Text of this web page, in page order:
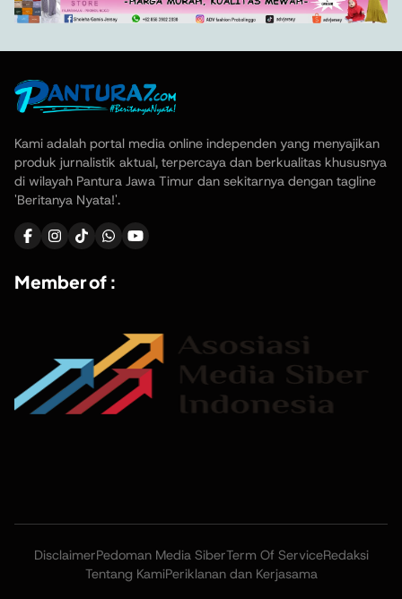
Kami adalah portal media online independen yang menyajikan
produk jurnalistik aktual, terpercaya dan berkualitas khususnya
di wilayah Pantura Jawa Timur dan sekitarnya dengan tagline
'Beritanya Nyata!'.
Member of :
DisclaimerPedoman Media SiberTerm Of ServiceRedaksi
Tentang KamiPeriklanan dan Kerjasama